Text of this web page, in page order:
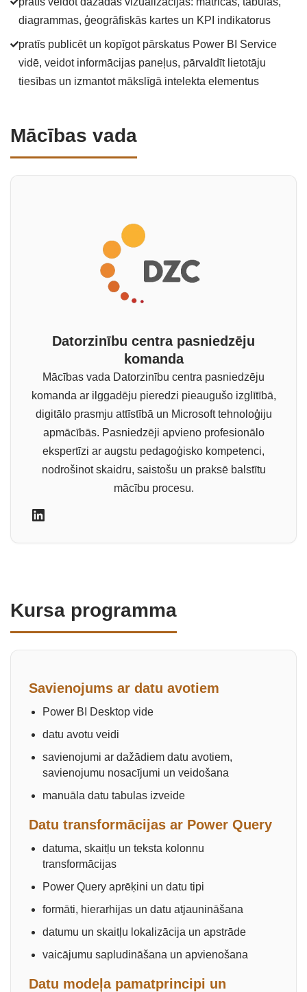
diagrammas, ģeogrāfiskās kartes un KPI indikatorus
pratīs publicēt un kopīgot pārskatus Power BI Service
vidē, veidot informācijas paneļus, pārvaldīt lietotāju
tiesības un izmantot mākslīgā intelekta elementus
Mācības vada
Datorzinību centra pasniedzēju
komanda
Mācības vada Datorzinību centra pasniedzēju
komanda ar ilggadēju pieredzi pieaugušo izglītībā,
digitālo prasmju attīstībā un Microsoft tehnoloģiju
apmācībās. Pasniedzēji apvieno profesionālo
ekspertīzi ar augstu pedagoģisko kompetenci,
nodrošinot skaidru, saistošu un praksē balstītu
mācību procesu.
Kursa programma
Savienojums ar datu avotiem
Power BI Desktop vide
datu avotu veidi
savienojumi ar dažādiem datu avotiem,
savienojumu nosacījumi un veidošana
manuāla datu tabulas izveide
Datu transformācijas ar Power Query
datuma, skaitļu un teksta kolonnu
transformācijas
Power Query aprēķini un datu tipi
formāti, hierarhijas un datu atjaunināšana
datumu un skaitļu lokalizācija un apstrāde
vaicājumu sapludināšana un apvienošana
Datu modeļa pamatprincipi un